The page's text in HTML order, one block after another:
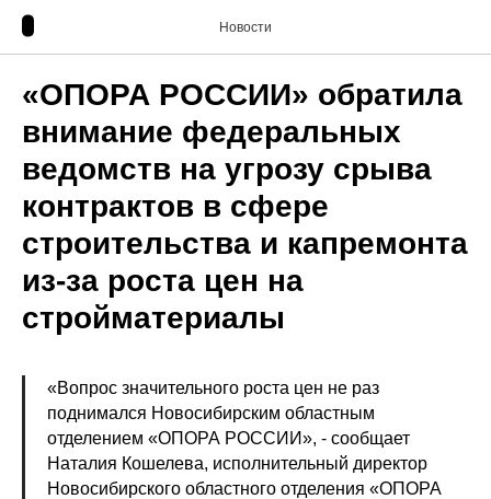
Новости
«ОПОРА РОССИИ» обратила
внимание федеральных
ведомств на угрозу срыва
контрактов в сфере
строительства и капремонта
из-за роста цен на
стройматериалы
«Вопрос значительного роста цен не раз
поднимался Новосибирским областным
отделением «ОПОРА РОССИИ», - сообщает
Наталия Кошелева, исполнительный директор
Новосибирского областного отделения «ОПОРА